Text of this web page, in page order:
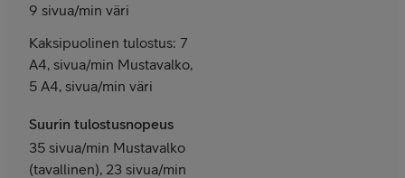
9 sivua/min väri
Kaksipuolinen tulostus: 7
A4, sivua/min Mustavalko,
5 A4, sivua/min väri
Suurin tulostusnopeus
35 sivua/min Mustavalko
(tavallinen), 23 sivua/min